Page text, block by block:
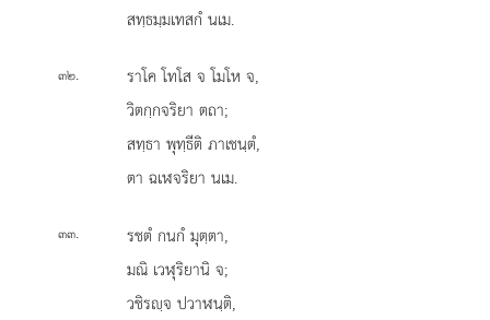
สทฺธมฺมเทสกํ นเม.
๓๒. ราโคโทโส จ โมโห จ,
วิตกฺกจริยา ตถา;
สทฺธา พุทฺธีติ ภาเชนฺตํ,
ตา ฉเฬจริยา นเม.
๓๓.
รชตํ กนกํ มุตฺตา,
มณิ เวฬุริยานิ จ;
วชิรฺจ ปวาฬนฺติ,